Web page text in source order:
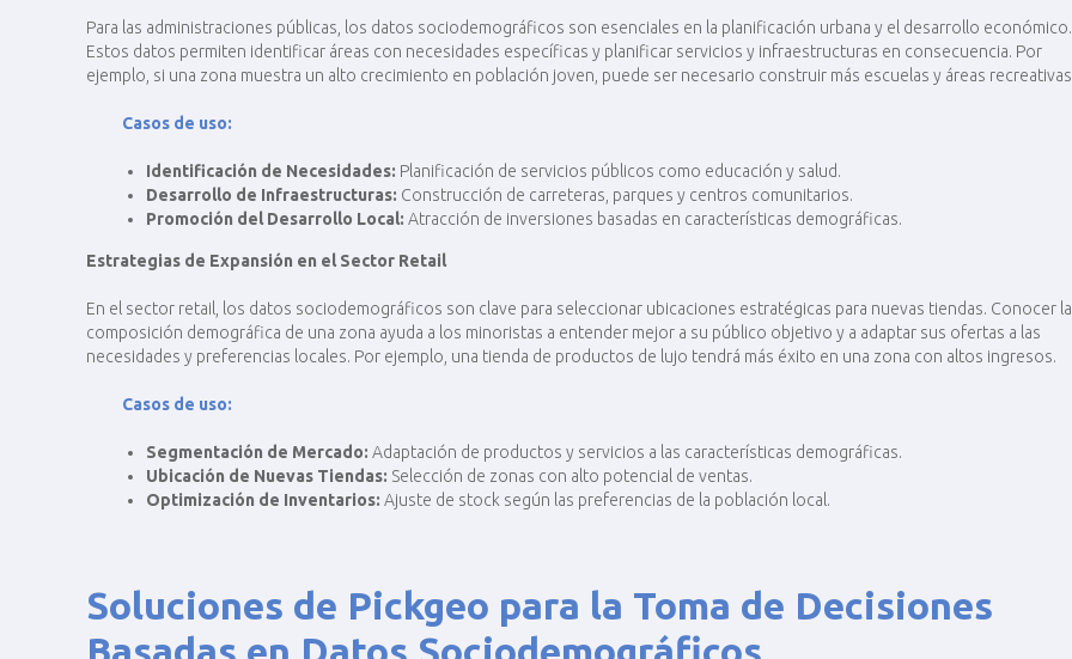
Para las administraciones públicas, los datos sociodemográficos son esenciales en la planificación urbana y el desarrollo económico.
Estos datos permiten identificar áreas con necesidades específicas y planificar servicios y infraestructuras en consecuencia. Por
ejemplo, si una zona muestra un alto crecimiento en población joven, puede ser necesario construir más escuelas y áreas
Casos de uso:
Identificación de Necesidades: Planificación de servicios públicos como educación y salud.
Desarrollo de Infraestructuras: Construcción de carreteras, parques y centros comunitarios.
Promoción del Desarrollo Local: Atracción de inversiones basadas en características demográficas.
Estrategias de Expansión en el Sector Retail
En el sector retail, los datos sociodemográficos son clave para seleccionar ubicaciones estratégicas para nuevas tiendas. Conocer la
composición demográfica de una zona ayuda a los minoristas a entender mejor a su público objetivo y a adaptar sus ofertas a las
necesidades y preferencias locales. Por ejemplo, una tienda de productos de lujo tendrá más éxito en una zona con altos ingresos.
Casos de uso:
Segmentación de Mercado: Adaptación de productos y servicios a las características demográficas.
Ubicación de Nuevas Tiendas: Selección de zonas con alto potencial de ventas.
Optimización de Inventarios: Ajuste de stock según las preferencias de la población local.
Soluciones de Pickgeo para la Toma de Decisiones
Basadas en Datos Sociodemográficos